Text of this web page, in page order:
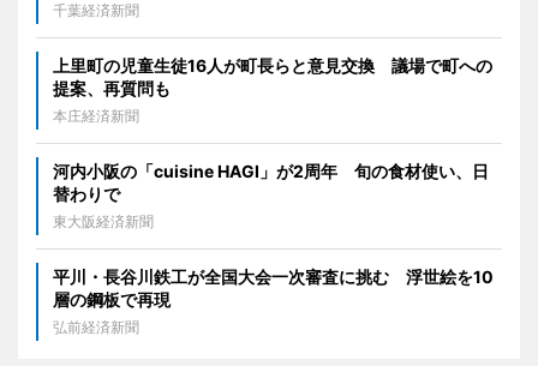
千葉経済新聞
上里町の児童生徒16人が町長らと意見交換 議場で町への
提案、再質問も
本庄経済新聞
河内小阪の「cuisine HAGI」が2周年 旬の食材使い、日
替わりで
東大阪経済新聞
平川・長谷川鉄工が全国大会一次審査に挑む 浮世絵を10
層の鋼板で再現
弘前経済新聞